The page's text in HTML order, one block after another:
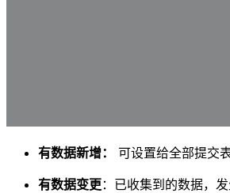
有数据新增：
可设置给全部提交
有数据变更：已收集到的数据，